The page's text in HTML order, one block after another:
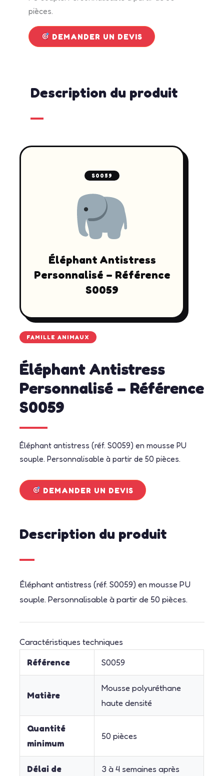
pièces.
DEMANDER UN DEVIS
Description du produit
S0059
Éléphant Antistress
Personnalisé – Référence
S0059
FAMILLE ANIMAUX
Éléphant Antistress
Personnalisé – Référence
S0059
Éléphant antistress (réf. S0059) en mousse PU
souple. Personnalisable à partir de 50 pièces.
DEMANDER UN DEVIS
Description du produit
Éléphant antistress (réf. S0059) en mousse PU
souple. Personnalisable à partir de 50 pièces.
Caractéristiques techniques
Référence
S0059
Matière
Mousse polyuréthane
haute densité
Quantité
minimum
50 pièces
Délai de
3 à 4 semaines après